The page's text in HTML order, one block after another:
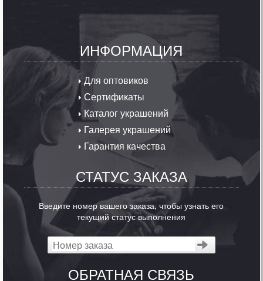
ИНФОРМАЦИЯ
Для оптовиков
Сертификаты
Каталог украшений
Галерея украшений
Гарантия качества
СТАТУС ЗАКАЗА
Введите номер вашего заказа, чтобы узнать его
текущий статус выполнения
ОБРАТНАЯ СВЯЗЬ